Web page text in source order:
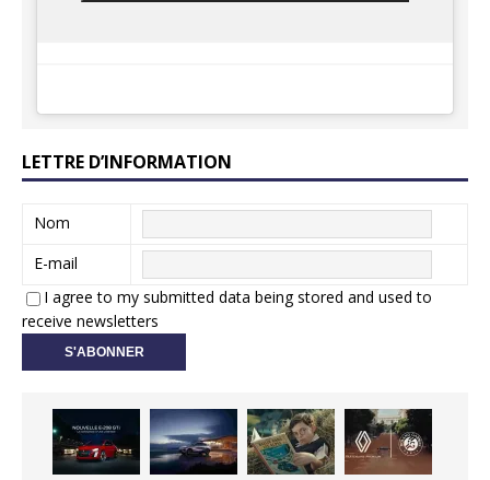
LETTRE D’INFORMATION
Nom
E-mail
I agree to my submitted data being stored and used to
receive newsletters